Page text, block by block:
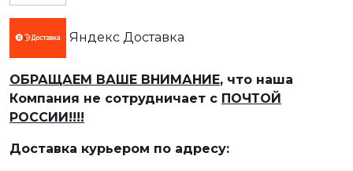
Яндекс Доставка
ОБРАЩАЕМ ВАШЕ ВНИМАНИЕ, что наша
Компания не сотрудничает с ПОЧТОЙ
РОССИИ!!!!
Доставка курьером по адресу: